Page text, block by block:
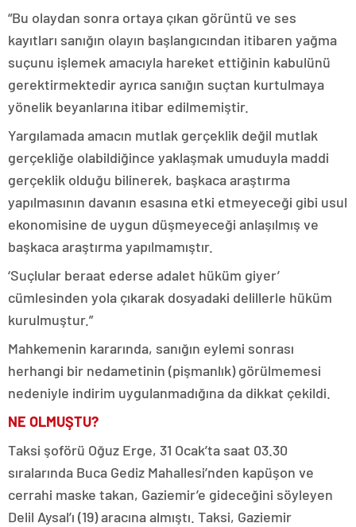
“Bu olaydan sonra ortaya çıkan görüntü ve ses
kayıtları sanığın olayın başlangıcından itibaren yağma
suçunu işlemek amacıyla hareket ettiğinin kabulünü
gerektirmektedir ayrıca sanığın suçtan kurtulmaya
yönelik beyanlarına itibar edilmemiştir.
Yargılamada amacın mutlak gerçeklik değil mutlak
gerçekliğe olabildiğince yaklaşmak umuduyla maddi
gerçeklik olduğu bilinerek, başkaca araştırma
yapılmasının davanın esasına etki etmeyeceği gibi usul
ekonomisine de uygun düşmeyeceği anlaşılmış ve
başkaca araştırma yapılmamıştır.
‘Suçlular beraat ederse adalet hüküm giyer’
cümlesinden yola çıkarak dosyadaki delillerle hüküm
kurulmuştur.”
Mahkemenin kararında, sanığın eylemi sonrası
herhangi bir nedametinin (pişmanlık) görülmemesi
nedeniyle indirim uygulanmadığına da dikkat çekildi.
NE OLMUŞTU?
Taksi şoförü Oğuz Erge, 31 Ocak’ta saat 03.30
sıralarında Buca Gediz Mahallesi’nden kapüşon ve
cerrahi maske takan, Gaziemir’e gideceğini söyleyen
Delil Aysal’ı (19) aracına almıştı. Taksi, Gaziemir